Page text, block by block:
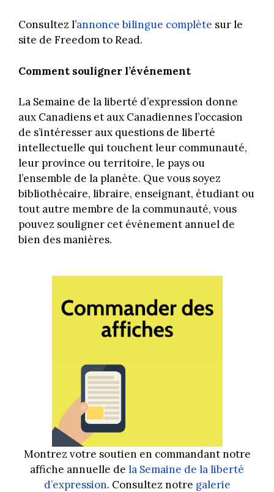
Consultez l’annonce bilingue complète sur le
site de Freedom to Read.
Comment souligner l’événement
La Semaine de la liberté d’expression donne
aux Canadiens et aux Canadiennes l’occasion
de s’intéresser aux questions de liberté
intellectuelle qui touchent leur communauté,
leur province ou territoire, le pays ou
l’ensemble de la planète. Que vous soyez
bibliothécaire, libraire, enseignant, étudiant ou
tout autre membre de la communauté, vous
pouvez souligner cet événement annuel de
bien des manières.
Montrez votre soutien en commandant notre
affiche annuelle de la Semaine de la liberté
d’expression. Consultez notre galerie